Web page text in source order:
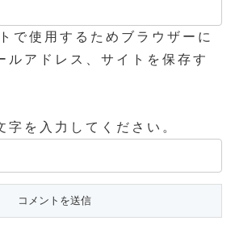
で使用するためブラウザーに
ルアドレス、サイトを保存す
字を入力してください。